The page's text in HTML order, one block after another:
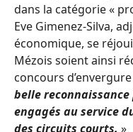
dans la catégorie «
Eve Gimenez-Silva,
économique, se
Mézois soient ainsi
concours
belle
engagés au service
des circuits courts. »